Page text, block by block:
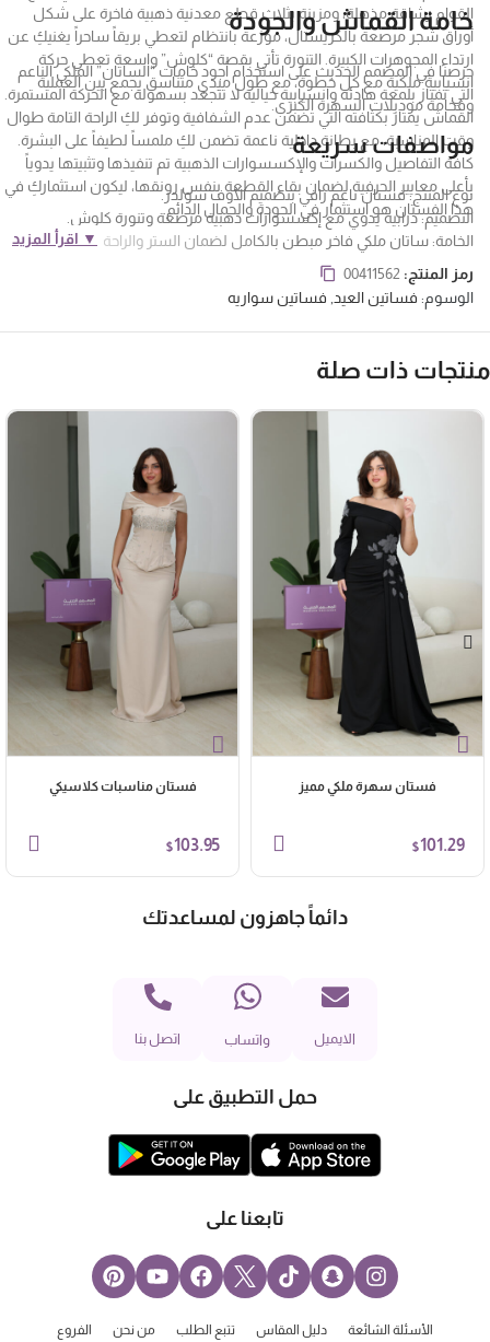
القوام رشاقة مذهلة، ومزينة بثلاث قطع معدنية ذهبية فاخرة على شكل
أوراق شجر مرصعة بالكريستال، موزعة بانتظام لتعطي بريقاً ساحراً يغنيكِ عن
ارتداء المجوهرات الكبيرة. التنورة تأتي بقصة “كلوش” واسعة تعطي حركة
انسيابية ملكية مع كل خطوة، مع طول ميدي متناسق يجمع بين العملية
وفخامة موديلات السهرة الكبرى.
▼ اقرأ المزيد
خامة القماش والجودة
حرصنا في المصمم الحديث على استخدام أجود خامات “الساتان” الملكي الناعم
التي تمتاز بلمعة هادئة وانسيابية خيالية لا تتجعد بسهولة مع الحركة المستمرة.
القماش يمتاز بكثافته التي تضمن عدم الشفافية وتوفر لكِ الراحة التامة طوال
وقت المناسبة، مع بطانة داخلية ناعمة تضمن لكِ ملمساً لطيفاً على البشرة.
كافة التفاصيل والكسرات والإكسسوارات الذهبية تم تنفيذها وتثبيتها يدوياً
بأعلى معايير الحرفية لضمان بقاء القطعة بنفس رونقها، ليكون استثماركِ في
هذا الفستان هو استثمار في الجودة والجمال الدائم.
مواصفات سريعة
نوع المنتج: فستان ناعم راقي بتصميم الأوف شولدر.
التصميم: درابيه يدوي مع إكسسوارات ذهبية مرصعة وتنورة كلوش.
الخامة: ساتان ملكي فاخر مبطن بالكامل لضمان الستر والراحة.
المناسبة: مثالية لحفلات الزفاف، الأعياد، وموديلات “أم وبنت”
المتطابقة.
فساتين ناعمة
رمز المنتج:00411562
الوسوم:فساتين العيد, فساتين سواريه
ذات صلة
فستان سهرة ملكي مميز
$101.29
فستان مناسبات كلاسيكي
$103.95
دائماً جاهزون لمساعدتك
الايميل واتساب اتصل بنا
حمل التطبيق على
تابعنا على
الأسئلة الشائعة دليل المقاس تتبع الطلب من نحن الفروع